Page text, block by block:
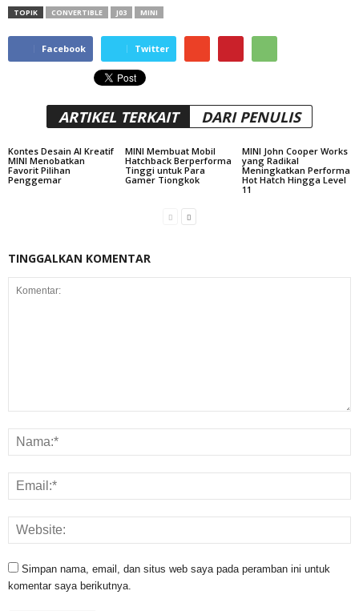
TOPIK CONVERTIBLE J03 MINI
Facebook Twitter
ARTIKEL TERKAIT DARI PENULIS
Kontes Desain AI Kreatif
MINI Menobatkan
Favorit Pilihan
Penggemar
MINI Membuat Mobil
Hatchback Berperforma
Tinggi untuk Para
Gamer Tiongkok
MINI John Cooper Works
yang Radikal
Meningkatkan Performa
Hot Hatch Hingga Level
11
TINGGALKAN KOMENTAR
Simpan nama, email, dan situs web saya pada peramban ini untuk
komentar saya berikutnya.